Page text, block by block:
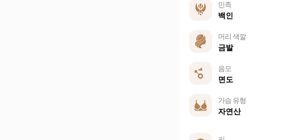
민족
백인
머리 색깔
금발
음모
면도
가슴 유형
자연산